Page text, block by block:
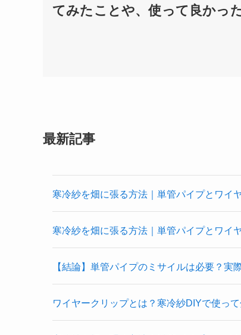
てみたことや、使って良かっ
最新記事
寒冷紗を畑に張る方法｜単管パイプとワ
寒冷紗を畑に張る方法｜単管パイプとワ
【結論】単管パイプのミサイルは必要？
ワイヤークリップとは？寒冷紗DIYで使っ